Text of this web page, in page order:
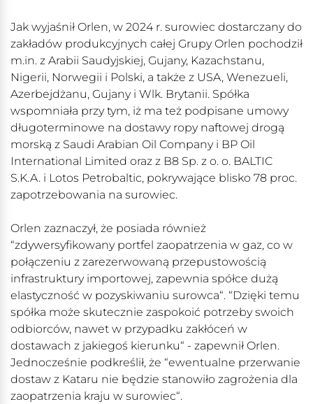
Jak wyjaśnił Orlen, w 2024 r. surowiec dostarczany do
zakładów produkcyjnych całej Grupy Orlen pochodził
m.in. z Arabii Saudyjskiej, Gujany, Kazachstanu,
Nigerii, Norwegii i Polski, a także z USA, Wenezueli,
Azerbejdżanu, Gujany i Wlk. Brytanii. Spółka
wspomniała przy tym, iż ma też podpisane umowy
długoterminowe na dostawy ropy naftowej drogą
morską z Saudi Arabian Oil Company i BP Oil
International Limited oraz z B8 Sp. z o. o. BALTIC
S.K.A. i Lotos Petrobaltic, pokrywające blisko 78 proc.
zapotrzebowania na surowiec.
Orlen zaznaczył, że posiada również
“zdywersyfikowany portfel zaopatrzenia w gaz, co w
połączeniu z zarezerwowaną przepustowością
infrastruktury importowej, zapewnia spółce dużą
elastyczność w pozyskiwaniu surowca“. “Dzięki temu
spółka może skutecznie zaspokoić potrzeby swoich
odbiorców, nawet w przypadku zakłóceń w
dostawach z jakiegoś kierunku“ - zapewnił Orlen.
Jednocześnie podkreślił, że “ewentualne przerwanie
dostaw z Kataru nie będzie stanowiło zagrożenia dla
zaopatrzenia kraju w surowiec“.